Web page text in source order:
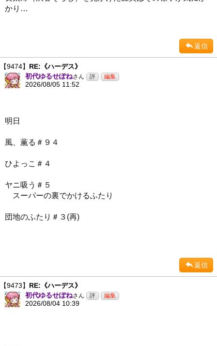
かり…
返信
【9474】 RE:《ハーデス》
初代ゆるせぽねさん
2026/08/05 11:52
明日
風、薫る＃９４
ひよっこ＃４
ヤニ吸う＃５
スーパーの裏でかけるふたり
団地のふたり＃３(再)
返信
【9473】 RE:《ハーデス》
初代ゆるせぽねさん
2026/08/04 10:39